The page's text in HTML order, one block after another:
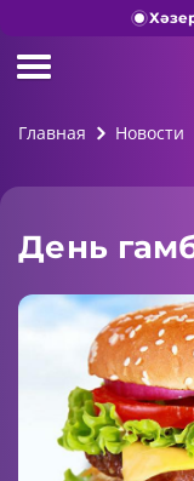
Главная Новости
День